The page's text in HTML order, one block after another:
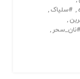
, #سلیاک ,
,
#نان_سحر ,